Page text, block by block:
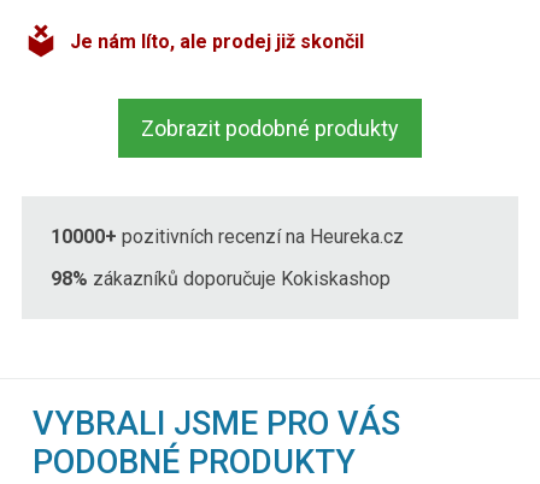
Je nám líto, ale prodej již skončil
Zobrazit podobné produkty
10000+ pozitivních recenzí na Heureka.cz
98% zákazníků doporučuje Kokiskashop
VYBRALI JSME PRO VÁS
PODOBNÉ PRODUKTY